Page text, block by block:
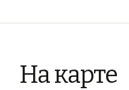
На карте